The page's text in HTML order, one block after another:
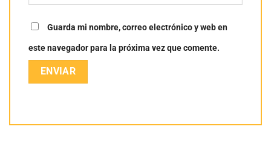
Guarda mi nombre, correo electrónico y web en
este navegador para la próxima vez que comente.